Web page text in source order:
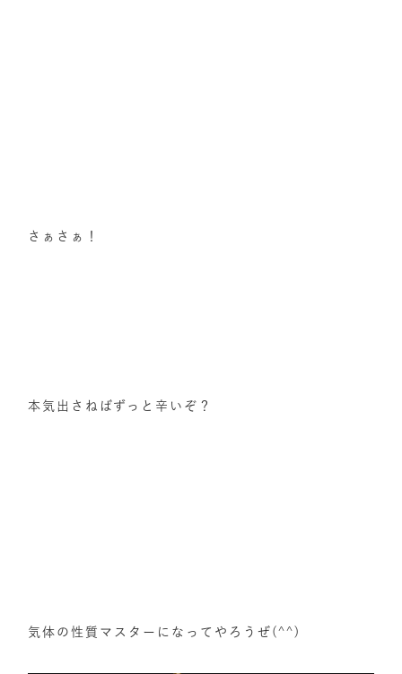
さぁさぁ！
本気出さねばずっと辛いぞ？
気体の性質マスターになってやろうぜ(^^)